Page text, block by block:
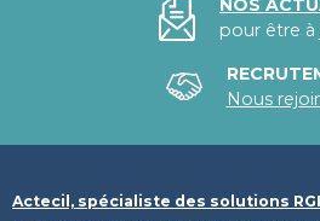
NOS
pour être à
Nous
Actecil, spécialiste des solutions